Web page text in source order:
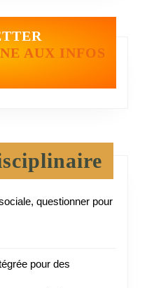
AUX INFOS
questionner pour
pour des